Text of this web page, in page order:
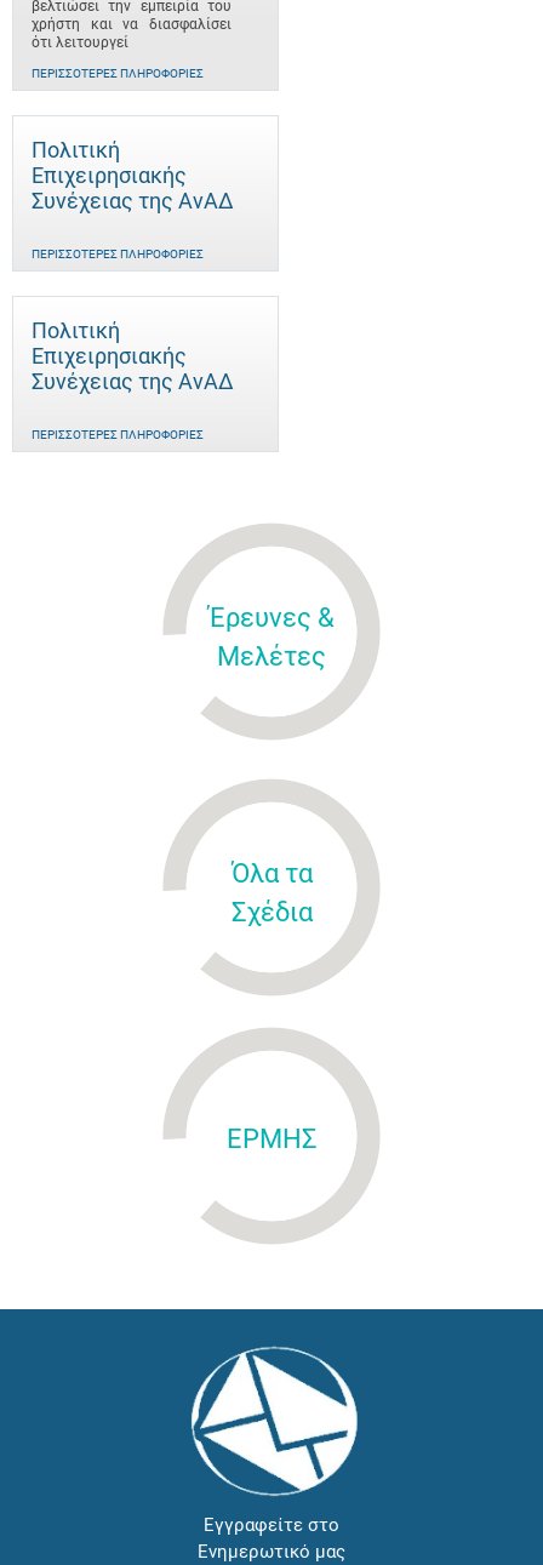
βελτιώσει την εμπειρία του
χρήστη και να διασφαλίσει
ότι λειτουργεί
ΠΕΡΙΣΣΌΤΕΡΕΣ ΠΛΗΡΟΦΟΡΊΕΣ
Πολιτική
Επιχειρησιακής
Συνέχειας της ΑνΑΔ
ΠΕΡΙΣΣΌΤΕΡΕΣ ΠΛΗΡΟΦΟΡΊΕΣ
Πολιτική
Επιχειρησιακής
Συνέχειας της ΑνΑΔ
ΠΕΡΙΣΣΌΤΕΡΕΣ ΠΛΗΡΟΦΟΡΊΕΣ
Έρευνες &
Μελέτες
Όλα τα
Σχέδια
ΕΡΜΗΣ
Εγγραφείτε στο
Ενημερωτικό μας